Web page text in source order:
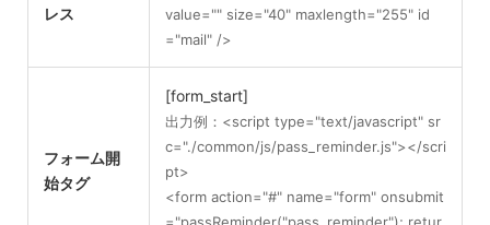
レス
value="" size="40" maxlength="255" id
="mail" />
フォーム開
始タグ
[form_start]
出力例：<script type="text/javascript" sr
c="./common/js/pass_reminder.js"></scri
pt>
<form action="#" name="form" onsubmit